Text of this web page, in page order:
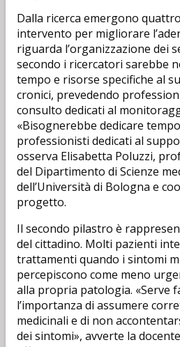
Dalla ricerca emergono
intervento per migliorare
riguarda l’organizzazione dei
secondo i ricercatori sarebbe
tempo e risorse specifiche al
cronici, prevedendo
consulto dedicati al
«Bisognerebbe dedicare
professionisti dedicati al
osserva Elisabetta Poluzzi,
del Dipartimento di Scienze
dell’Università di Bologna e
progetto.
Il secondo pilastro è
del cittadino. Molti pazienti
trattamenti quando i sintomi
percepiscono come meno
alla propria patologia. «Serve
l’importanza di assumere
medicinali e di non
dei sintomi», avverte la